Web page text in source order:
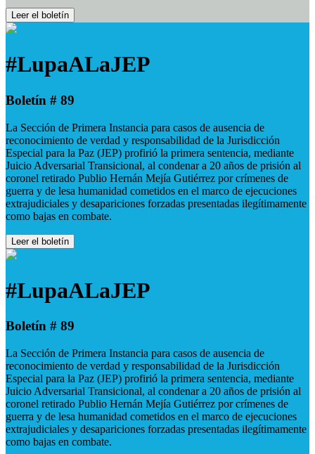
Leer el boletín
#LupaALaJEP
Boletín # 89
La Sección de Primera Instancia para casos de ausencia de
reconocimiento de verdad y responsabilidad de la Jurisdicción
Especial para la Paz (JEP) profirió la primera sentencia, mediante
Juicio Adversarial Transicional, al condenar a 20 años de prisión al
coronel retirado Publio Hernán Mejía Gutiérrez por crímenes de
guerra y de lesa humanidad cometidos en el marco de ejecuciones
extrajudiciales y desapariciones forzadas presentadas ilegítimamente
como bajas en combate.
Leer el boletín
#LupaALaJEP
Boletín # 89
La Sección de Primera Instancia para casos de ausencia de
reconocimiento de verdad y responsabilidad de la Jurisdicción
Especial para la Paz (JEP) profirió la primera sentencia, mediante
Juicio Adversarial Transicional, al condenar a 20 años de prisión al
coronel retirado Publio Hernán Mejía Gutiérrez por crímenes de
guerra y de lesa humanidad cometidos en el marco de ejecuciones
extrajudiciales y desapariciones forzadas presentadas ilegítimamente
como bajas en combate.